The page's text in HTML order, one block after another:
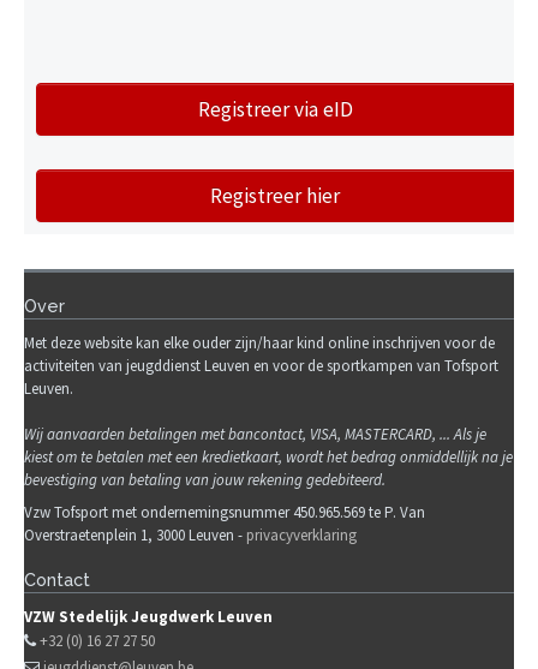
Registreer via eID
Registreer hier
Over
Met deze website kan elke ouder zijn/haar kind online inschrijven voor de
activiteiten van jeugddienst Leuven en voor de sportkampen van Tofsport
Leuven.
Wijaanvaarden betalingen met bancontact, VISA, MASTERCARD, ... Als je
kiest om te betalen met een kredietkaart, wordt het bedrag onmiddellijk na je
bevestiging van betaling van jouw rekening gedebiteerd.
Vzw Tofsport met ondernemingsnummer 450.965.569 te P. Van
Overstraetenplein 1, 3000 Leuven - privacyverklaring
Contact
VZW Stedelijk Jeugdwerk Leuven
+32 (0) 16 27 27 50